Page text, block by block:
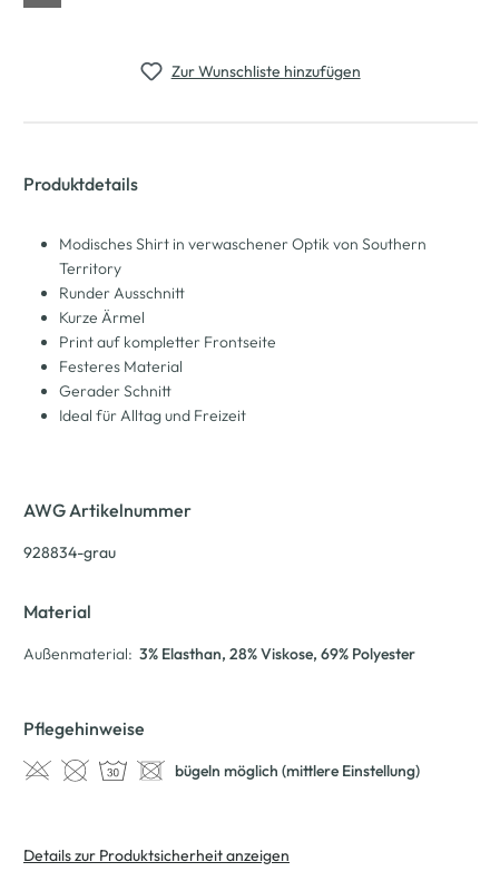
Zur Wunschliste hinzufügen
Produktdetails
Modisches Shirt in verwaschener Optik von Southern
Territory
Runder Ausschnitt
Kurze Ärmel
Print auf kompletter Frontseite
Festeres Material
Gerader Schnitt
Ideal für Alltag und Freizeit
AWG Artikelnummer
928834-grau
Material
Außenmaterial: 3% Elasthan, 28% Viskose, 69% Polyester
Pflegehinweise
bügeln möglich (mittlere Einstellung)
Details zur Produktsicherheit anzeigen